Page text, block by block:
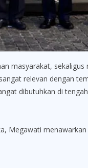
masyarakat,
relevan dengan
dibutuhkan di
Megawati